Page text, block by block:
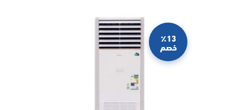
٪13
خصم